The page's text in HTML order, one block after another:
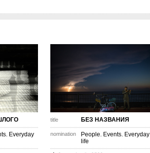
Everyday
title БЕЗ НАЗВАНИЯ
nomination
People. Events. Everyday
life